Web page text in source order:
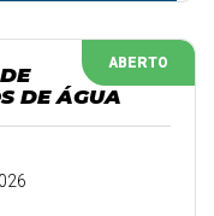
ABERTO
DE ÁGUA